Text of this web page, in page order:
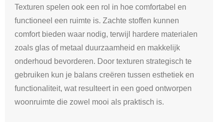
Texturen spelen ook een rol in hoe comfortabel en
functioneel een ruimte is. Zachte stoffen kunnen
comfort bieden waar nodig, terwijl hardere materialen
zoals glas of metaal duurzaamheid en makkelijk
onderhoud bevorderen. Door texturen strategisch te
gebruiken kun je balans creëren tussen esthetiek en
functionaliteit, wat resulteert in een goed ontworpen
woonruimte die zowel mooi als praktisch is.